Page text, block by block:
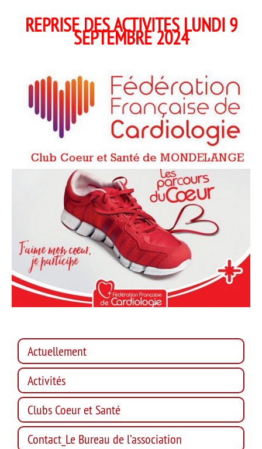
REPRISE DES ACTIVITES LUNDI 9
SEPTEMBRE 2024
Actuellement
Activités
Clubs Coeur et Santé
Contact_Le Bureau de l’association